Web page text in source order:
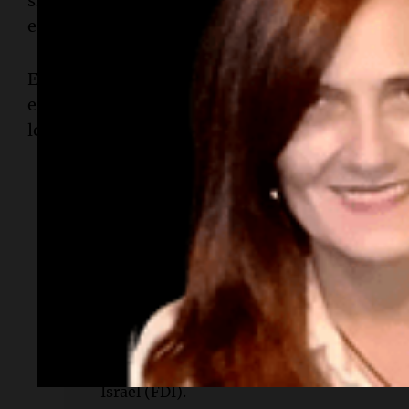
enfrentar una respuesta "contundente" por
En un contexto similar, el presidente de los
expresó que el memorándum con Irán no es
los ataques si Teherán no "se porta bien".
Lectura rápida
¿Qué ocurrió en Nabatieh?
Israel bombardeó el distrito de Nabatieh
¿Quién lanzó los ataques?
Los ataques fueron llevados a cabo por las
Israel (FDI).